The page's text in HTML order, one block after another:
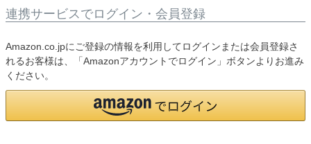
連携サービスでログイン・会員登録
Amazon.co.jpにご登録の情報を利用してログインまたは会員登録さ
れるお客様は、「Amazonアカウントでログイン」ボタンよりお進み
ください。